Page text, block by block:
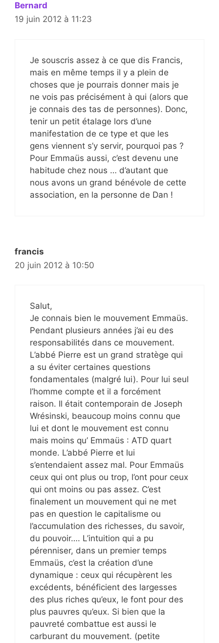
Bernard
19 juin 2012 à 11:23
Je souscris assez à ce que dis Francis,
mais en même temps il y a plein de
choses que je pourrais donner mais je
ne vois pas précisément à qui (alors que
je connais des tas de personnes). Donc,
tenir un petit étalage lors d’une
manifestation de ce type et que les
gens viennent s’y servir, pourquoi pas ?
Pour Emmaüs aussi, c’est devenu une
habitude chez nous … d’autant que
nous avons un grand bénévole de cette
association, en la personne de Dan !
francis
20 juin 2012 à 10:50
Salut,
Je connais bien le mouvement Emmaüs.
Pendant plusieurs années j’ai eu des
responsabilités dans ce mouvement.
L’abbé Pierre est un grand stratège qui
a su éviter certaines questions
fondamentales (malgré lui). Pour lui seul
l’homme compte et il a forcément
raison. Il était contemporain de Joseph
Wrésinski, beaucoup moins connu que
lui et dont le mouvement est connu
mais moins qu’ Emmaüs : ATD quart
monde. L’abbé Pierre et lui
s’entendaient assez mal. Pour Emmaüs
ceux qui ont plus ou trop, l’ont pour ceux
qui ont moins ou pas assez. C’est
finalement un mouvement qui ne met
pas en question le capitalisme ou
l’accumulation des richesses, du savoir,
du pouvoir…. L’intuition qui a pu
pérenniser, dans un premier temps
Emmaüs, c’est la création d’une
dynamique : ceux qui récupèrent les
excédents, bénéficient des largesses
des plus riches qu’eux, le font pour des
plus pauvres qu’eux. Si bien que la
pauvreté combattue est aussi le
carburant du mouvement. (petite